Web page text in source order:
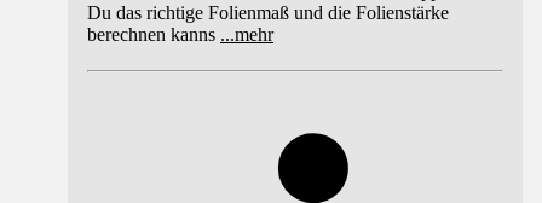
Du das richtige Folienmaß und die Folienstärke
berechnen kanns ...mehr